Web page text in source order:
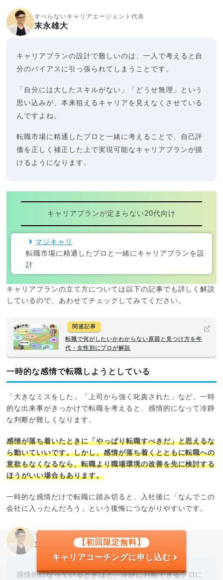
すべらないキャリアエージェント代表
末永雄大
キャリアプランの設計で難しいのは、一人で考えると自
分のバイアスに引っ張られてしまうことです。
「自分には大したスキルがない」「どうせ無理」という
思い込みが、本来狙えるキャリアを見えなくさせている
んですよね。
転職市場に精通したプロと一緒に考えることで、自己評
価を正しく補正した上で実現可能なキャリアプランが描
けるようになります。
キャリアプランが定まらない20代向け
マジキャリ
転職市場に精通したプロと一緒にキャリアプランを設
計
キャリアプランの立て方については以下の記事でも詳しく解説
しているので、あわせてチェックしてみてください。
関連記事
転職で何がしたいかわからない原因と見つけ方を年
代・女性別にプロが解説
一時的な感情で転職しようとしている
「大きなミスをした」「上司から強く叱責された」など、一時
的な出来事がきっかけで転職を考えると、感情的になって冷静
な判断が難しくなります。
感情が落ち着いたときに「やっぱり転職すべきだ」と思えるな
ら動いていいです。しかし、感情が落ち着くとともに転職への
意欲もなくなるなら、転職より職場環境の改善を先に検討する
ほうがいい場合もあります。
一時的な感情だけで転職に踏み切ると、入社後に「なんでこの
会社に入ったんだろう」という後悔につながりやすいです。
すべらないキャリアエージェント代表
末永雄大
感情的になっているときほど、冷静に判断できるプロに
【初回限定無料】
キャリアコーチングに申し込む